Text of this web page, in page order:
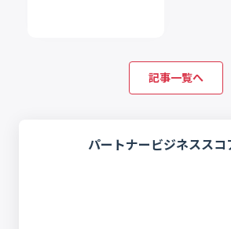
記事一覧へ
パートナービジネススコ